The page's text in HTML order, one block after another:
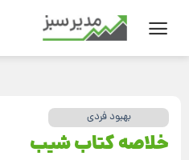
بهبود فردی
خلاصه کتاب شیب